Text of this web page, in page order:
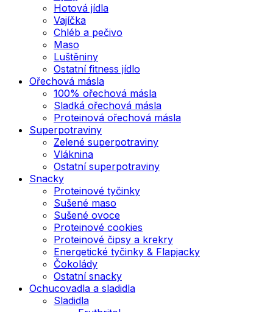
Hotová jídla
Vajíčka
Chléb a pečivo
Maso
Luštěniny
Ostatní fitness jídlo
Ořechová másla
100% ořechová másla
Sladká ořechová másla
Proteinová ořechová másla
Superpotraviny
Zelené superpotraviny
Vláknina
Ostatní superpotraviny
Snacky
Proteinové tyčinky
Sušené maso
Sušené ovoce
Proteinové cookies
Proteinové čipsy a krekry
Energetické tyčinky & Flapjacky
Čokolády
Ostatní snacky
Ochucovadla a sladidla
Sladidla